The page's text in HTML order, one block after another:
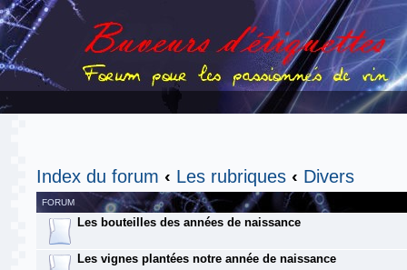
Index du forum ‹ Les rubriques ‹ Divers
FORUM
Les bouteilles des années de naissance
Les vignes plantées notre année de naissance